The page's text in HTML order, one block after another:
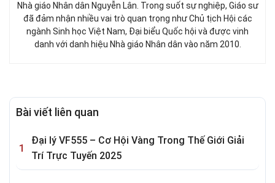
Nhà giáo Nhân dân Nguyễn Lân. Trong suốt sự nghiệp, Giáo sư
đã đảm nhận nhiều vai trò quan trọng như Chủ tịch Hội các
ngành Sinh học Việt Nam, Đại biểu Quốc hội và được vinh
danh với danh hiệu Nhà giáo Nhân dân vào năm 2010.
Bài viết liên quan
Đại lý VF555 – Cơ Hội Vàng Trong Thế Giới Giải
Trí Trực Tuyến 2025